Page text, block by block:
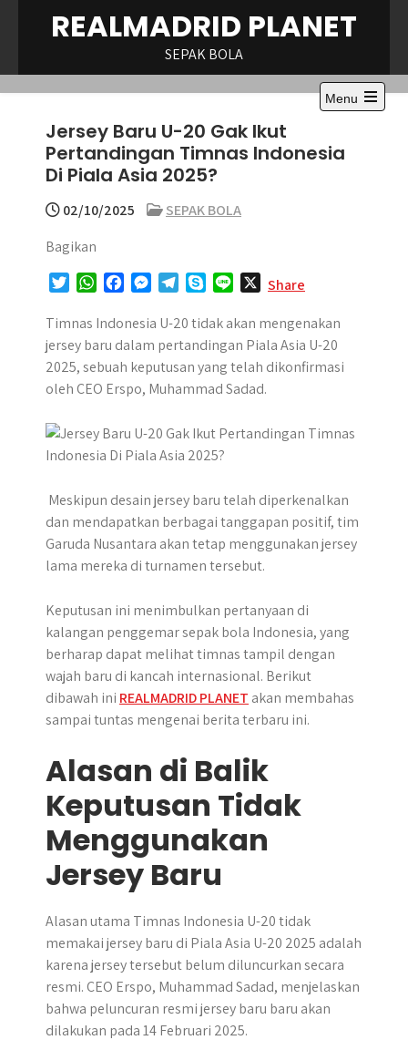
REALMADRID PLANET
SEPAK BOLA
Menu
Jersey Baru U-20 Gak Ikut
Pertandingan Timnas Indonesia
Di Piala Asia 2025?
02/10/2025
SEPAK BOLA
Bagikan
i
t
t
e
W
a
t
s
A
c
e
b
o
o
s
s
e
n
r
l
e
g
r
y
p
e
n
e
Share
Timnas Indonesia U-20 tidak akan mengenakan
jersey baru dalam pertandingan Piala Asia U-20
2025, sebuah keputusan yang telah dikonfirmasi
oleh CEO Erspo, Muhammad Sadad.
​ Meskipun desain jersey baru telah diperkenalkan
dan mendapatkan berbagai tanggapan positif, tim
Garuda Nusantara akan tetap menggunakan jersey
lama mereka di turnamen tersebut.
Keputusan ini menimbulkan pertanyaan di
kalangan penggemar sepak bola Indonesia, yang
berharap dapat melihat timnas tampil dengan
wajah baru di kancah internasional. Berikut
dibawah ini REALMADRID PLANET akan membahas
sampai tuntas mengenai berita terbaru ini.
Alasan di Balik
Keputusan Tidak
Menggunakan
Jersey Baru
Alasan utama Timnas Indonesia U-20 tidak
memakai jersey baru di Piala Asia U-20 2025 adalah
karena jersey tersebut belum diluncurkan secara
resmi. CEO Erspo, Muhammad Sadad, menjelaskan
bahwa peluncuran resmi jersey baru baru akan
dilakukan pada 14 Februari 2025.